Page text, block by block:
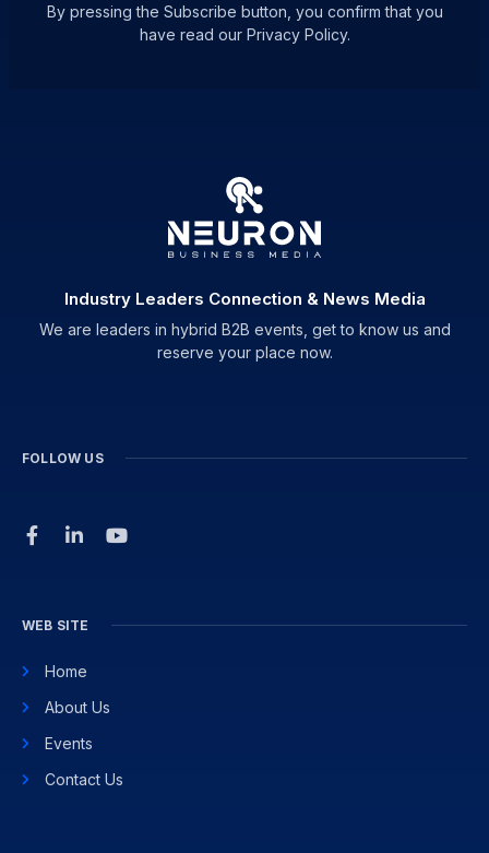
By pressing the Subscribe button, you confirm that you
have read our Privacy Policy.
Industry Leaders Connection & News Media
We are leaders in hybrid B2B events, get to know us and
reserve your place now.
FOLLOW US
WEB SITE
Home
About Us
Events
Contact Us